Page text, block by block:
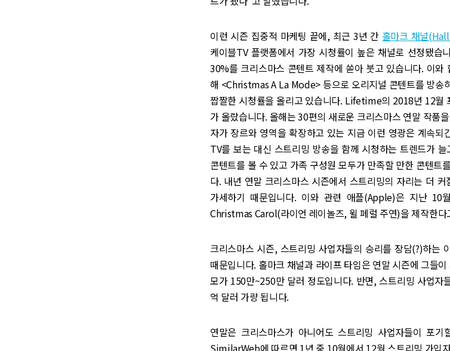
이런 시즌 집중적 마케팅 끝에, 최근 3년 간 홀마크 채널
케이블TV 플랫폼에서 가장 시청률이 높은 채널로 선정됐습
30%를 크리스마스 콘텐트 제작에 쏟아 붓고 있습니다. 이
해 <Christmas A La Mode> 등으로 오리지널 콘텐트를 방송
짭짤한 시청률을 올리고 있습니다. Lifetime의 2018년 12월
가 올랐습니다. 올해는 30편의 새로운 크리스마스 연말 작품
자가 장르와 영역을 확장하고 있는 지금 이런 영광은 계속되
TV를 보는 대신 스트리밍 방송을 함께 시청하는 트렌드가
콘텐트를 볼 수 있고 가족 구성원 모두가 만족할 만한 콘텐트
다. 내년 연말 크리스마스 시즌에서 스트리밍의 자리는 더
가세하기 때문입니다. 이와 관련 애플(Apple)은 지난 10
Christmas Carol(라이언 레이놀즈, 윌 페럴 주연)을 제작한다
크리스마스 시즌, 스트리밍 사업자들의 승리를 장담(?)하는
때문입니다. 홀마크 채널과 라이프 타임은 연말 시즌에 그들
모가 150만~250만 달러 정도입니다. 반면, 스트리밍 사업자
억 달러 가량 됩니다.
연말은 크리스마스가 아니어도 스트리밍 사업자들이 포
SimilarWeb에 따르면 1년 중 10월에서 12월 스트리밍 가입